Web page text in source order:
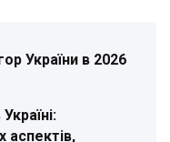
України в 2026
аспектів,